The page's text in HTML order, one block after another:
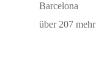
Barcelona
über 207 mehr